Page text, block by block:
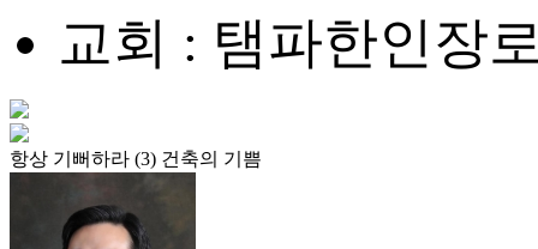
교회 : 탬파한인장
항상 기뻐하라 (3) 건축의 기쁨